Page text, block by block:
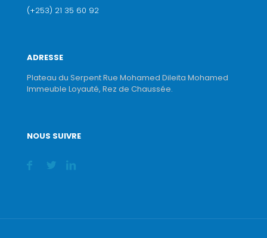
(+253) 21 35 60 92
ADRESSE
Plateau du Serpent Rue Mohamed Dileita Mohamed
Immeuble Loyauté, Rez de Chaussée.
NOUS SUIVRE